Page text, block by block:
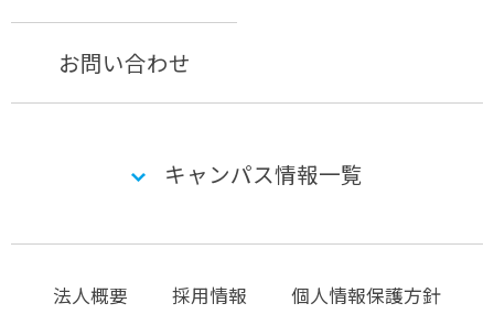
お問い合わせ
キャンパス情報一覧
法人概要 採用情報
個人情報保護方針